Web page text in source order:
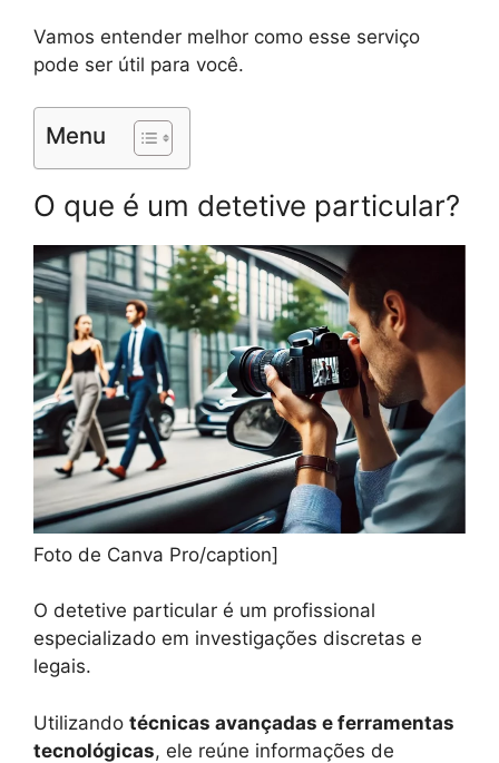
Vamos entender melhor como esse serviço
pode ser útil para você.
Menu
O que é um detetive particular?
Foto de Canva Pro/caption]
O detetive particular é um profissional
especializado em investigações discretas e
legais.
Utilizando técnicas avançadas e ferramentas
tecnológicas, ele reúne informações de